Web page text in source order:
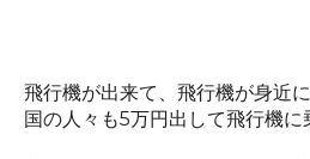
飛行機が出来て、飛行機が身近
国の人々も5万円出して飛行機に